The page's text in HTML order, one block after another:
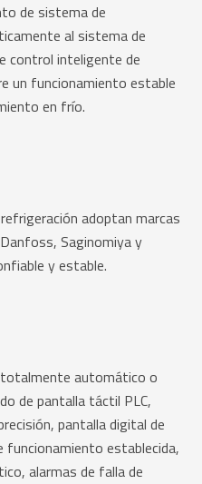
de sistema de
al sistema de
control inteligente de
un funcionamiento estable
en frío.
adoptan marcas
Saginomiya y
y estable.
totalmente automático o
de pantalla táctil PLC,
pantalla digital de
funcionamiento establecida,
alarmas de falla de